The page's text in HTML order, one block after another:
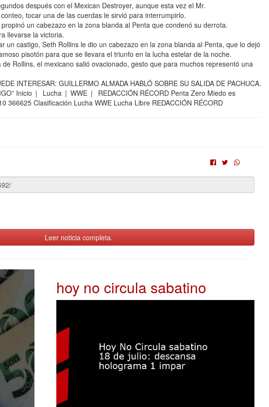
después con el Mexican Destroyer, aunque esta vez el Mr.
tocar una de las cuerdas le sirvió para interrumpirlo.
un cabezazo en la zona blanda al Penta que condenó su derrota.
llevarse la victoria.
un castigo, Seth Rollins le dio un cabezazo en la zona blanda al Penta, que lo dejó
pisotón para que se llevara el triunfo en la lucha estelar de la noche.
Rollins, el mexicano salió ovacionado, gesto que para muchos representó una
INTERESAR: GUILLERMO ALMADA HABLÓ SOBRE SU SALIDA DE PACHUCA.
Inicio | Lucha | WWE | REDACCIÓN RÉCORD Penta Zero Miedo es
366625 Clasificación Lucha WWE Lucha Libre REDACCIÓN RÉCORD
Leer noticia completa.
hoy no circula sabatino